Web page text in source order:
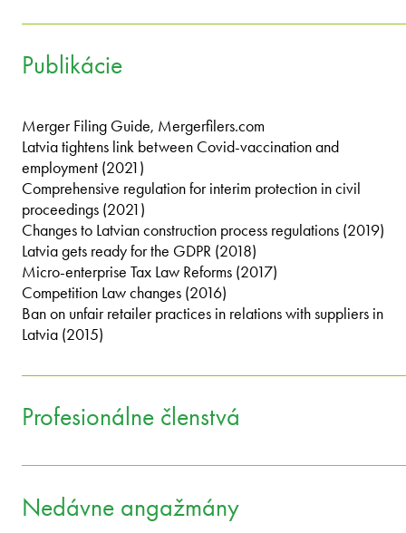
Publikácie
Merger Filing Guide, Mergerfilers.com
Latvia tightens link between Covid-vaccination and
employment (2021)
Comprehensive regulation for interim protection in civil
proceedings (2021)
Changes to Latvian construction process regulations (2019)
Latvia gets ready for the GDPR (2018)
Micro-enterprise Tax Law Reforms (2017)
Competition Law changes (2016)
Ban on unfair retailer practices in relations with suppliers in
Latvia (2015)
Profesionálne členstvá
Nedávne angažmány